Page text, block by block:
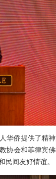
华侨提供了精
协会和菲律宾
民间友好情谊。